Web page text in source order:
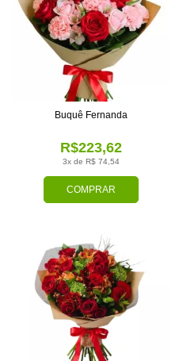
COMPRAR
3x de R$ 74,54
R$223,62
Buquê Fernanda